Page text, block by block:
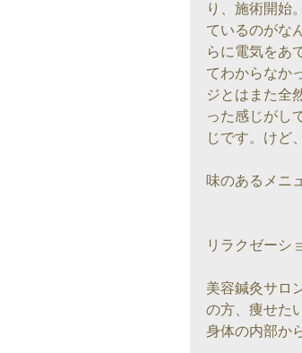
り、施術開始
ているのがな
らに電気をあ
てわからなか
ジとはまた全
った感じがし
じです。けど
味のあるメニ
リラクゼーシ
美容鍼灸サロ
の方、痩せた
身体の内部か